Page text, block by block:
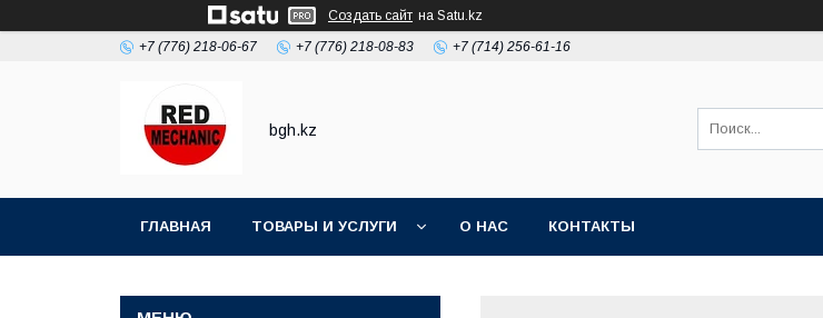
Создать сайт на Satu.kz
+7 (776) 218-06-67 +7 (776) 218-08-83 +7 (714) 256-61-16
bgh.kz
ГЛАВНАЯ ТОВАРЫ И УСЛУГИ О НАС КОНТАКТЫ